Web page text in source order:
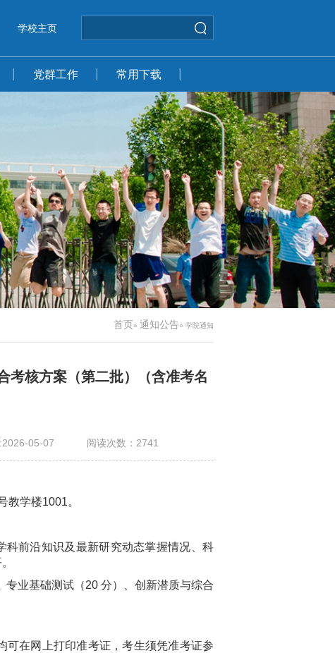
学校主页
党群工作 常用下载
首页» 通知公告» 学院通知
考核方案（第二批）（含准考名
05-07 阅读次数： 2741
教学楼1001。
科前沿知识及最新研究动态掌握情况、科
业基础测试（20 分）、创新潜质与综合
可在网上打印准考证，考生须凭准考证参